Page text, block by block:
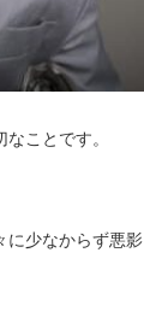
ことです。
に少なからず悪影